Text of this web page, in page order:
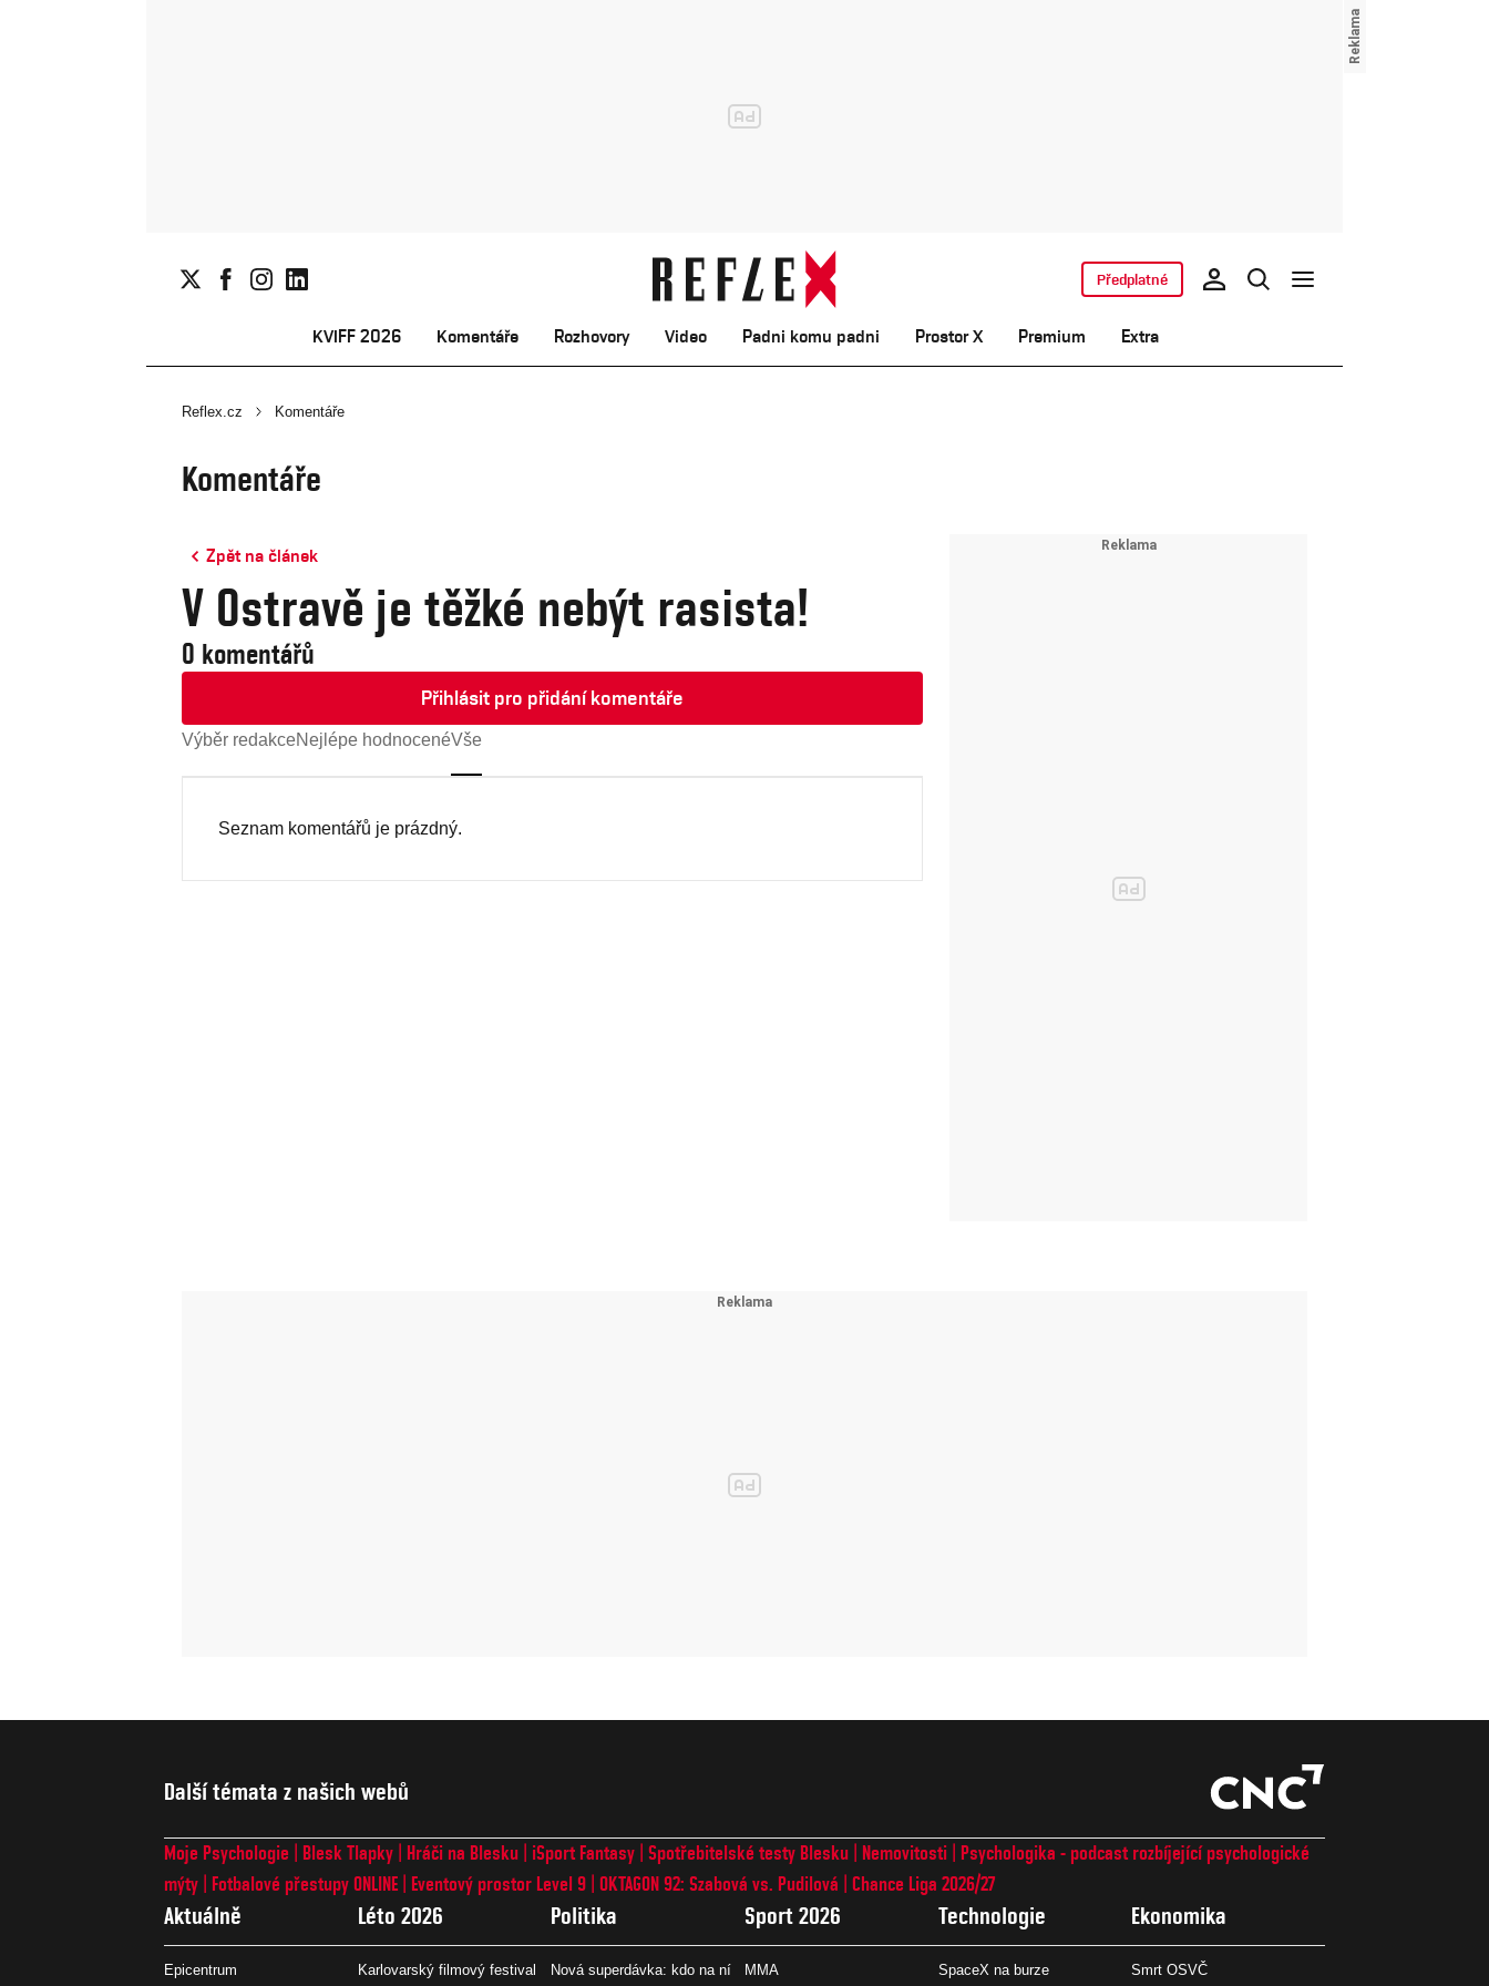
KVIFF 2026 Komentáře Rozhovory Video Padni komu padni Prostor X Premium Extra
Předplatné
Reflex.cz Komentáře
Komentáře
Zpět na článek
V Ostravě je těžké nebýt rasista!
0 komentářů
Přihlásit pro přidání komentáře
Výběr redakceNejlépe hodnocenéVše
Seznam komentářů je prázdný.
Další témata z našich webů
Moje Psychologie Blesk Tlapky Hráči na Blesku iSport Fantasy Spotřebitelské testy Blesku Nemovitosti
Psychologika - podcast rozbíjející psychologické
mýty
Fotbalové přestupy ONLINE Eventový prostor Level 9 OKTAGON 92: Szabová vs. Pudilová Chance Liga 2026/27
Aktuálně
Epicentrum
Léto 2026
Karlovarský filmový festival
Politika
Nová superdávka: kdo na ní
Sport 2026
MMA
Technologie
SpaceX na burze
Ekonomika
Smrt OSVČ